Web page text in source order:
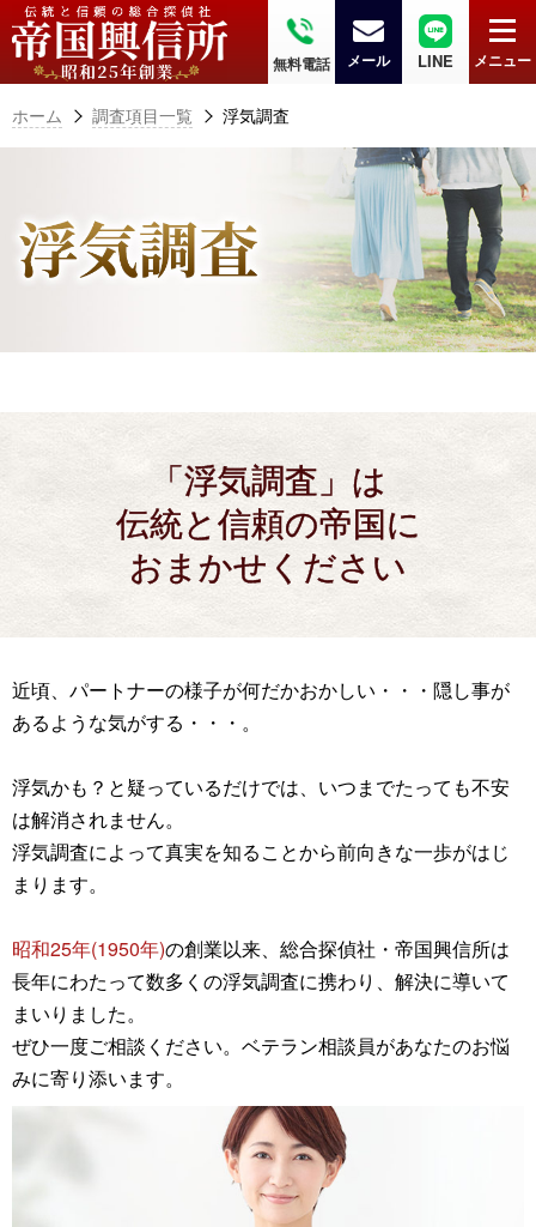
無料電話 メール LINE メニュー
ホーム 調査項目一覧 浮気調査
「浮気調査」は
伝統と信頼の帝国に
おまかせください
近頃、パートナーの様子が何だかおかしい・・・隠し事が
あるような気がする・・・。
浮気かも？と疑っているだけでは、いつまでたっても不安
は解消されません。
浮気調査によって真実を知ることから前向きな一歩がはじ
まります。
昭和25年(1950年)の創業以来、総合探偵社・帝国興信所は
長年にわたって数多くの浮気調査に携わり、解決に導いて
まいりました。
ぜひ一度ご相談ください。ベテラン相談員があなたのお悩
みに寄り添います。